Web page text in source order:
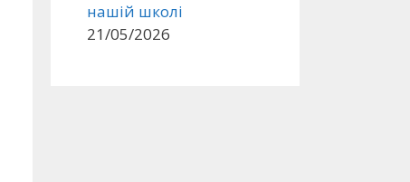
нашій школі
21/05/2026